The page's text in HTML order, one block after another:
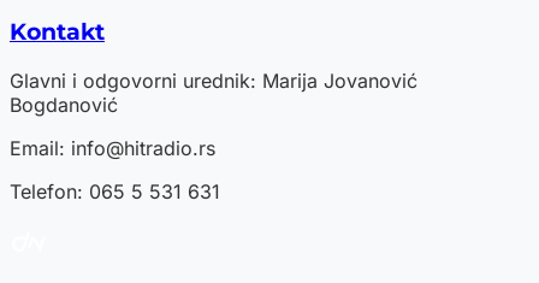
Kontakt
Glavni i odgovorni urednik: Marija Jovanović
Bogdanović
Email: info@hitradio.rs
Telefon: 065 5 531 631